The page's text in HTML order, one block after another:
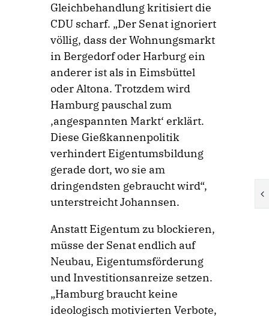
Gleichbehandlung kritisiert die
CDU scharf. „Der Senat ignoriert
völlig, dass der Wohnungsmarkt
in Bergedorf oder Harburg ein
anderer ist als in Eimsbüttel
oder Altona. Trotzdem wird
Hamburg pauschal zum
‚angespannten Markt‘ erklärt.
Diese Gießkannenpolitik
verhindert Eigentumsbildung
gerade dort, wo sie am
dringendsten gebraucht wird“,
unterstreicht Johannsen.
Anstatt Eigentum zu blockieren,
müsse der Senat endlich auf
Neubau, Eigentumsförderung
und Investitionsanreize setzen.
„Hamburg braucht keine
ideologisch motivierten Verbote,